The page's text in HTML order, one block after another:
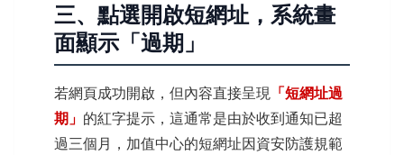
三、點選開啟短網址，系統畫
面顯示「過期」
若網頁成功開啟，但內容直接呈現 「短網址過
期」 的紅字提示，這通常是由於收到通知已超
過三個月，加值中心的短網址因資安防護規範